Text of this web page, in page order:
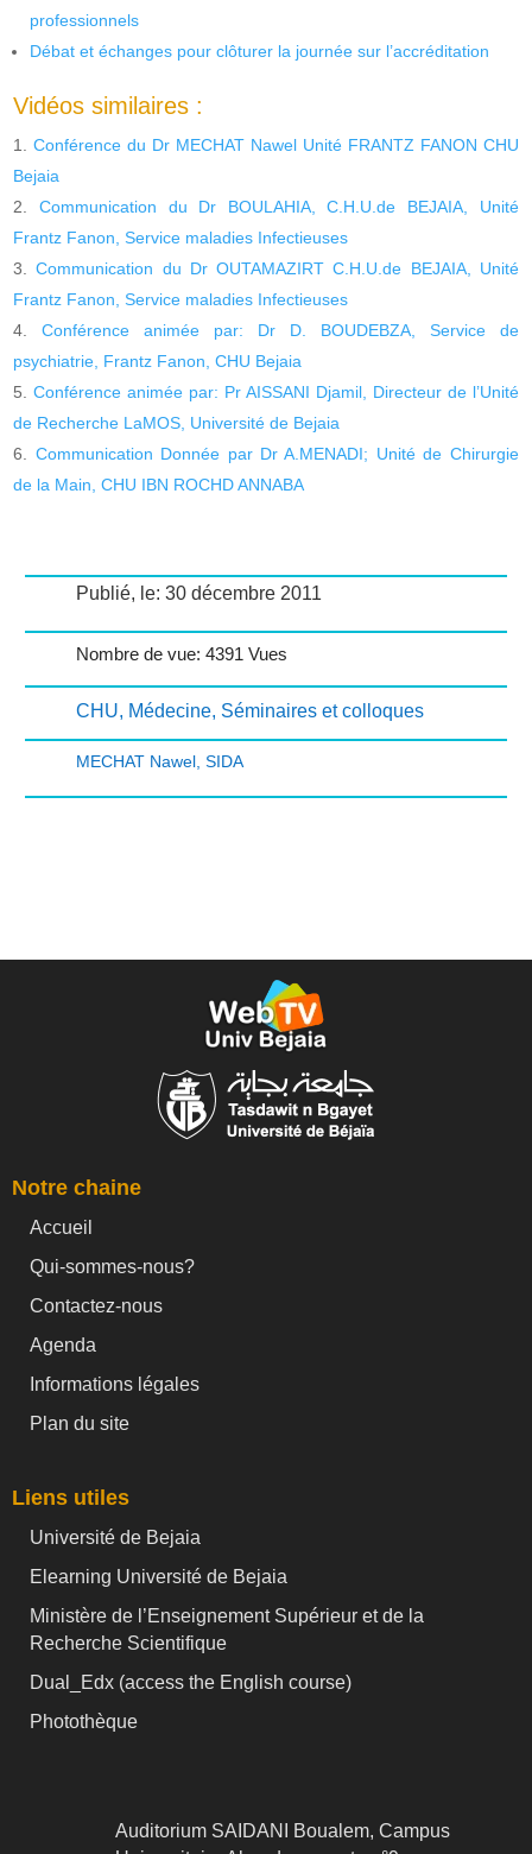
professionnels
Débat et échanges pour clôturer la journée sur l’accréditation
Vidéos similaires :
Conférence du Dr MECHAT Nawel Unité FRANTZ FANON CHU
Bejaia
Communication du Dr BOULAHIA, C.H.U.de BEJAIA, Unité
Frantz Fanon, Service maladies Infectieuses
Communication du Dr OUTAMAZIRT C.H.U.de BEJAIA, Unité
Frantz Fanon, Service maladies Infectieuses
Conférence animée par: Dr D. BOUDEBZA, Service de
psychiatrie, Frantz Fanon, CHU Bejaia
Conférence animée par: Pr AISSANI Djamil, Directeur de l’Unité
de Recherche LaMOS, Université de Bejaia
Communication Donnée par Dr A.MENADI; Unité de Chirurgie
de la Main, CHU IBN ROCHD ANNABA
Publié, le: 30 décembre 2011
Nombre de vue: 4391 Vues
CHU, Médecine, Séminaires et colloques
MECHAT Nawel, SIDA
Notre chaine
Accueil
Qui-sommes-nous?
Contactez-nous
Agenda
Informations légales
Plan du site
Liens utiles
Université de Bejaia
Elearning Université de Bejaia
Ministère de l’Enseignement Supérieur et de la
Recherche Scientifique
Dual_Edx (access the English course)
Photothèque
Auditorium SAIDANI Boualem, Campus